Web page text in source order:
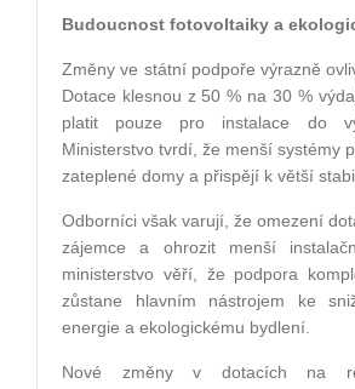
Budoucnost fotovoltaiky a
Změny ve státní podpoře výrazně
Dotace klesnou z 50 % na 30 %
platit pouze pro instalace do
Ministerstvo tvrdí, že menší systémy
zateplené domy a přispějí k větší
Odborníci však varují, že omezení
zájemce a ohrozit menší
ministerstvo věří, že podpora
zůstane hlavním nástrojem ke
energie a ekologickému bydlení.
Nové změny v dotacích na